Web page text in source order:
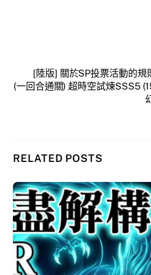
[陸版] 關於SP投票活動的規
(一回合通關) 超時空試煉SSS5
RELATED POSTS